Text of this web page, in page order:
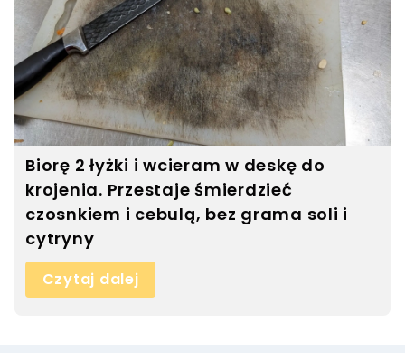
Biorę 2 łyżki i wcieram w deskę do
krojenia. Przestaje śmierdzieć
czosnkiem i cebulą, bez grama soli i
cytryny
Czytaj dalej